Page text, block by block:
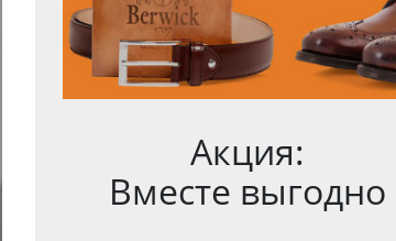
Акция:
Вместе выгодно